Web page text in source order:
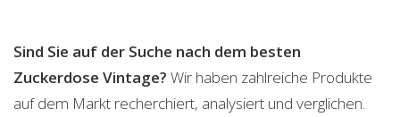
Sind Sie auf der Suche nach dem besten
Zuckerdose Vintage? Wir haben zahlreiche Produkte
auf dem Markt recherchiert, analysiert und verglichen.